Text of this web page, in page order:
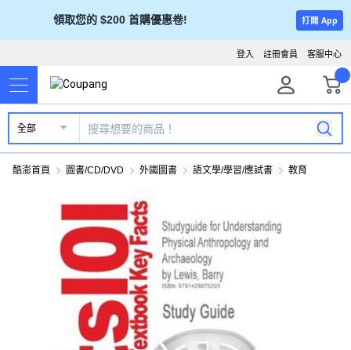
領取您的 $200 首購優惠卷! 打開 App
客服中心
註冊會員
登入
全部
酷澎首頁 圖書/CD/DVD 外國圖書 語文學/學習/應試書 教育